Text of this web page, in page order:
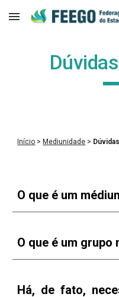
Skip to main content
Início > Mediunidade >
O que é um
O que é um grupo
Há, de fato,